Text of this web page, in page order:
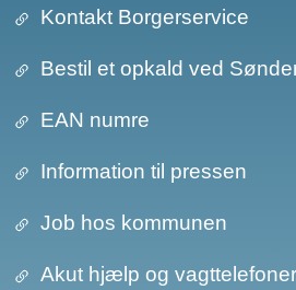
Kontakt Borgerservice
Bestil et opkald ved
EAN numre
Information til pressen
Job hos kommunen
Akut hjælp og vagttelefoner